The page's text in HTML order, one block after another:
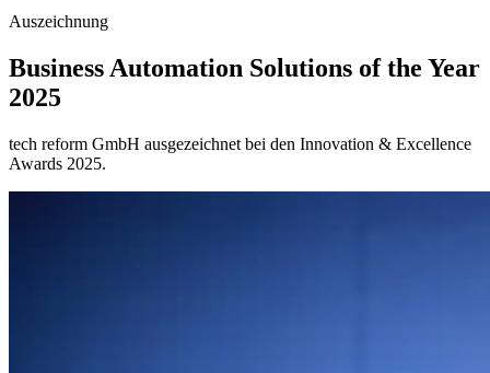
Auszeichnung
Business Automation Solutions of the Year
2025
tech reform GmbH ausgezeichnet bei den Innovation & Excellence
Awards 2025.